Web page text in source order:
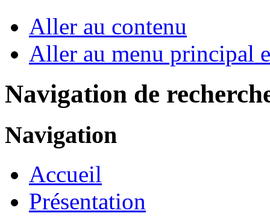
Aller au contenu
Aller au menu principal
Navigation de
Navigation
Accueil
Présentation